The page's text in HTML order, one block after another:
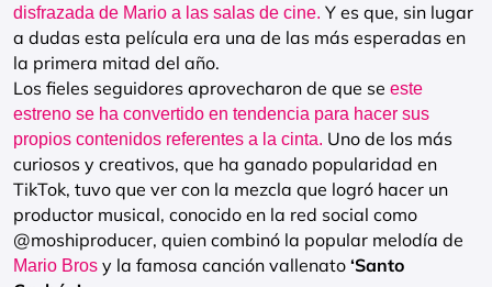
disfrazada de Mario a las salas de cine. Y es que, sin lugar
a dudas esta película era una de las más esperadas en
la primera mitad del año.
Los fieles seguidores aprovecharon de que se este
estreno se ha convertido en tendencia para hacer sus
propios contenidos referentes a la cinta. Uno de los más
curiosos y creativos, que ha ganado popularidad en
TikTok, tuvo que ver con la mezcla que logró hacer un
productor musical, conocido en la red social como
@moshiproducer, quien combinó la popular melodía de
Mario Bros y la famosa canción vallenato ‘Santo